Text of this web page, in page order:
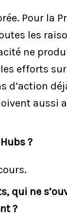
Pour la
les
ne
efforts
d’action
aussi
?
qui ne
?